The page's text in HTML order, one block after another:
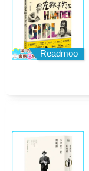
Readmoo